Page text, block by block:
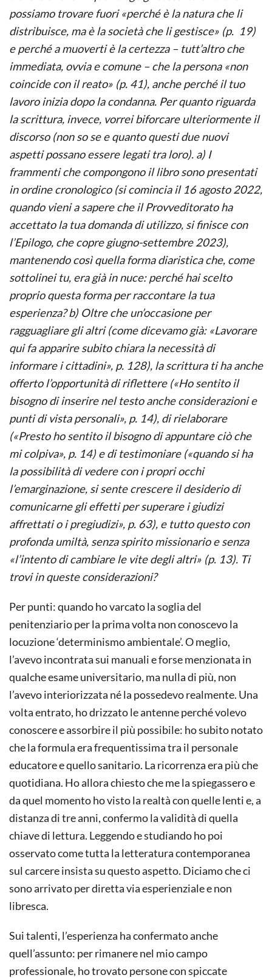
possiamo trovare fuori «perché è la natura che li
distribuisce, ma è la società che li gestisce» (p. 19)
e perché a muoverti è la certezza – tutt’altro che
immediata, ovvia e comune – che la persona «non
coincide con il reato» (p. 41), anche perché il tuo
lavoro inizia dopo la condanna. Per quanto riguarda
la scrittura, invece, vorrei biforcare ulteriormente il
discorso (non so se e quanto questi due nuovi
aspetti possano essere legati tra loro). a) I
frammenti che compongono il libro sono presentati
in ordine cronologico (si comincia il 16 agosto 2022,
quando vieni a sapere che il Provveditorato ha
accettato la tua domanda di utilizzo, si finisce con
l’Epilogo, che copre giugno-settembre 2023),
mantenendo così quella forma diaristica che, come
sottolinei tu, era già in nuce: perché hai scelto
proprio questa forma per raccontare la tua
esperienza? b) Oltre che un’occasione per
ragguagliare gli altri (come dicevamo già: «Lavorare
qui fa apparire subito chiara la necessità di
informare i cittadini», p. 128), la scrittura ti ha anche
offerto l’opportunità di riflettere («Ho sentito il
bisogno di inserire nel testo anche considerazioni e
punti di vista personali», p. 14), di rielaborare
(«Presto ho sentito il bisogno di appuntare ciò che
mi colpiva», p. 14) e di testimoniare («quando si ha
la possibilità di vedere con i propri occhi
l’emarginazione, si sente crescere il desiderio di
comunicarne gli effetti per superare i giudizi
affrettati o i pregiudizi», p. 63), e tutto questo con
profonda umiltà, senza spirito missionario e senza
«l’intento di cambiare le vite degli altri» (p. 13). Ti
trovi in queste considerazioni?
Per punti: quando ho varcato la soglia del
penitenziario per la prima volta non conoscevo la
locuzione ‘determinismo ambientale’. O meglio,
l’avevo incontrata sui manuali e forse menzionata in
qualche esame universitario, ma nulla di più, non
l’avevo interiorizzata né la possedevo realmente. Una
volta entrato, ho drizzato le antenne perché volevo
conoscere e assorbire il più possibile: ho subito notato
che la formula era frequentissima tra il personale
educatore e quello sanitario. La ricorrenza era più che
quotidiana. Ho allora chiesto che me la spiegassero e
da quel momento ho visto la realtà con quelle lenti e, a
distanza di tre anni, confermo la validità di quella
chiave di lettura. Leggendo e studiando ho poi
osservato come tutta la letteratura contemporanea
sul carcere insista su questo aspetto. Diciamo che ci
sono arrivato per diretta via esperienziale e non
libresca.
Sui talenti, l’esperienza ha confermato anche
quell’assunto: per rimanere nel mio campo
professionale, ho trovato persone con spiccate